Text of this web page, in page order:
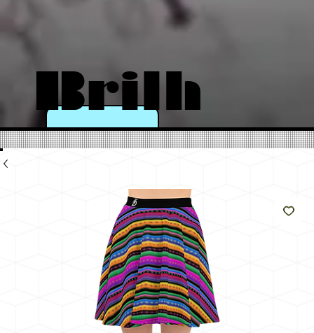
Brilh
e
como
o sol